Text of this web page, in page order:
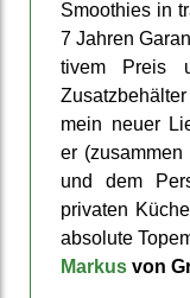
Smoothies in
7 Jahren
tivem Preis
mein neuer
er
und dem
privaten
absolute
Markus von